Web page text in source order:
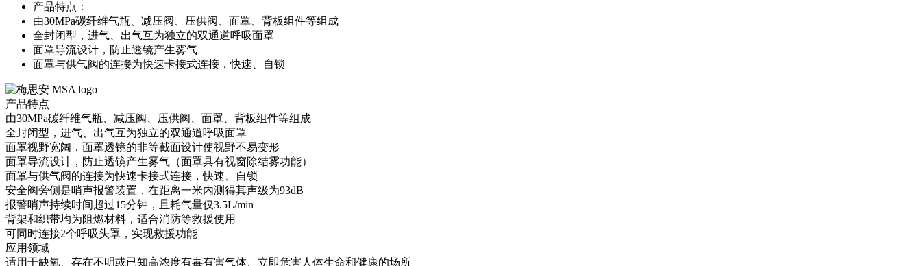
产品特点：
由30MPa碳纤维气瓶、减压阀、压供阀、面罩、背板组件等组成
全封闭型，进气、出气互为独立的双通道呼吸面罩
面罩导流设计，防止透镜产生雾气
面罩与供气阀的连接为快速卡接式连接，快速、自锁
产品特点
由30MPa碳纤维气瓶、减压阀、压供阀、面罩、背板组件等组成
全封闭型，进气、出气互为独立的双通道呼吸面罩
面罩视野宽阔，面罩透镜的非等截面设计使视野不易变形
面罩导流设计，防止透镜产生雾气（面罩具有视窗除结雾功能）
面罩与供气阀的连接为快速卡接式连接，快速、自锁
安全阀旁侧是哨声报警装置，在距离一米内测得其声级为93dB
报警哨声持续时间超过15分钟，且耗气量仅3.5L/min
背架和织带均为阻燃材料，适合消防等救援使用
可同时连接2个呼吸头罩，实现救援功能
应用领域
适用于缺氧、存在不明或已知高浓度有毒有害气体、立即危害人体生命和健康的场所